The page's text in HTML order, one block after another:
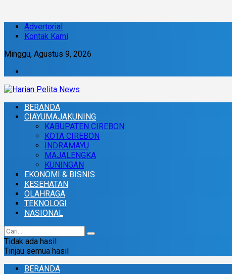
Advertorial
Kontak Kami
Minggu, Agustus 9, 2026
BERANDA
CIAYUMAJAKUNING
KABUPATEN CIREBON
KOTA CIREBON
INDRAMAYU
MAJALENGKA
KUNINGAN
EKONOMI & BISNIS
KESEHATAN
OLAHRAGA
TEKNOLOGI
NASIONAL
Tidak ada hasil
Tinjau semua hasil
BERANDA